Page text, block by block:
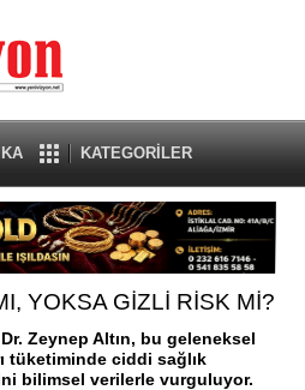
KATEGORİLER
YOKSA GİZLİ RİSK Mİ?
Dr. Zeynep Altın, bu geleneksel
tüketiminde ciddi sağlık
bilimsel verilerle vurguluyor.